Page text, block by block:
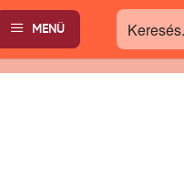
MENÜ Keresés...